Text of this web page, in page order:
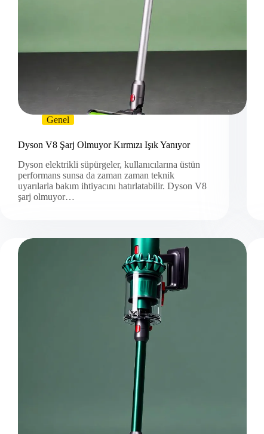
Genel
Dyson V8 Şarj Olmuyor Kırmızı Işık Yanıyor
Dyson elektrikli süpürgeler, kullanıcılarına üstün
performans sunsa da zaman zaman teknik
uyarılarla bakım ihtiyacını hatırlatabilir. Dyson V8
şarj olmuyor…